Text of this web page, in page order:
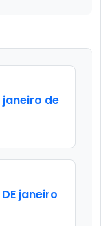
janeiro de
janeiro